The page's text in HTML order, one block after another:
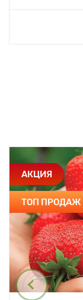
АКЦИЯ
ТОП ПРОДАЖ